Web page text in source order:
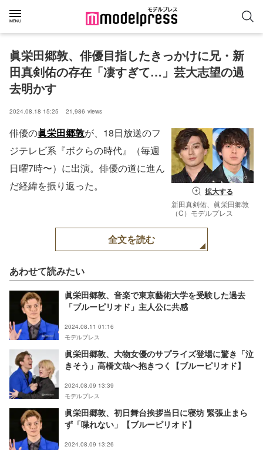
眞栄田郷敦、俳優目指したきっかけに兄・新
田真剣佑の存在「凄すぎて…」芸大志望の過
去明かす
2024.08.18 15:25 21,986 views
拡大する
新田真剣佑、眞栄田郷敦
（C）モデルプレス
俳優の眞栄田郷敦が、18日放送のフ
ジテレビ系『ボクらの時代』（毎週
日曜7時〜）に出演。俳優の道に進ん
だ経緯を振り返った。
全文を読む
あわせて読みたい
眞栄田郷敦、音楽で東京藝術大学を受験した過去
「ブルーピリオド」主人公に共感
2024.08.11 01:16
モデルプレス
眞栄田郷敦、大物女優のサプライズ登場に驚き「泣
きそう」高橋文哉へ抱きつく【ブルーピリオド】
2024.08.09 13:39
モデルプレス
眞栄田郷敦、初日舞台挨拶当日に寝坊 緊張止まら
ず「喋れない」【ブルーピリオド】
2024.08.09 13:26